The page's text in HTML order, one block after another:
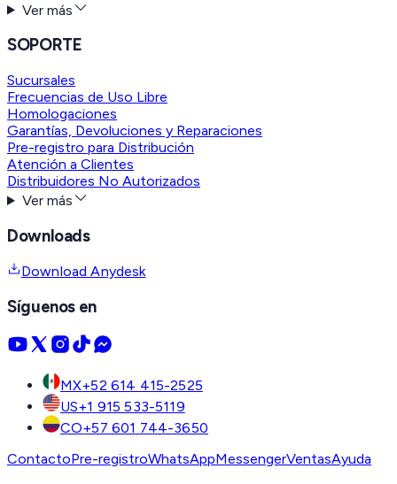
Ver más
SOPORTE
Sucursales
Frecuencias de Uso Libre
Homologaciones
Garantías, Devoluciones y Reparaciones
Pre-registro para Distribución
Atención a Clientes
Distribuidores No Autorizados
Ver más
Downloads
Download Anydesk
Síguenos en
MX+52 614 415-2525
US+1 915 533-5119
CO+57 601 744-3650
ContactoPre-registroWhatsAppMessengerVentasAyuda